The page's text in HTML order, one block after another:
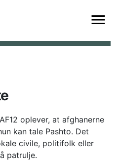
oplever, at afghanerne
kan tale Pashto. Det
civile, politifolk eller
patrulje.